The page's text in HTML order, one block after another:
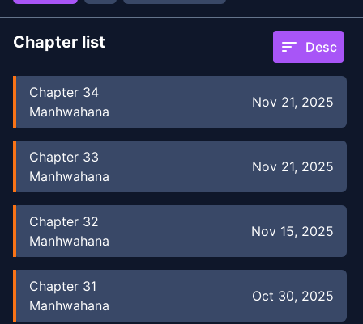
Chapter list sort Desc
Chapter 34
Manhwahana
Nov 21, 2025
Chapter 33
Manhwahana
Nov 21, 2025
Chapter 32
Manhwahana
Nov 15, 2025
Chapter 31
Manhwahana
Oct 30, 2025